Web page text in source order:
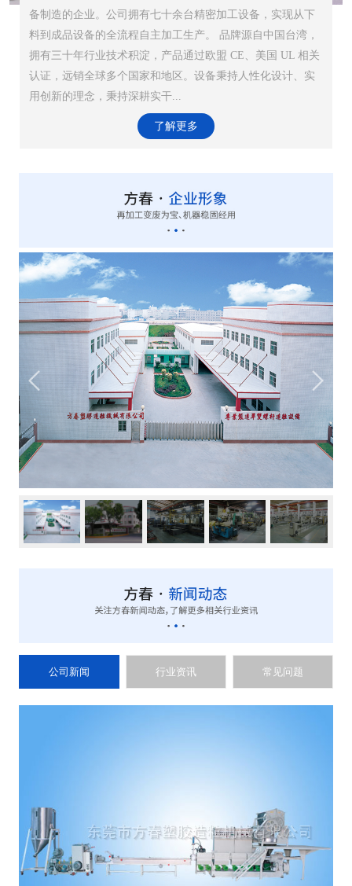
备制造的企业。公司拥有七十余台精密加工设备，实现从下
料到成品设备的全流程自主加工生产。 品牌源自中国台湾，
拥有三十年行业技术积淀，产品通过欧盟 CE、美国 UL 相关
认证，远销全球多个国家和地区。设备秉持人性化设计、实
用创新的理念，秉持深耕实干...
了解更多
公司新闻 行业资讯 常见问题